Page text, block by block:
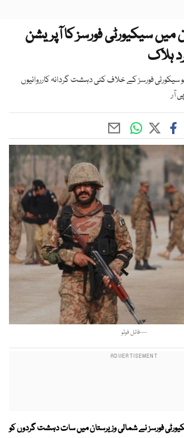
میں سیکیورٹی فورسز کا آپریشن
ہلاک
فورسز کے خلاف کئی دہشت گردانہ کارروائیوں
آر
—فائل فوٹو
فورسز نے شمالی وزیرستان میں سات دہشت گردوں کو